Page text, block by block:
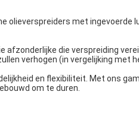
olieverspreiders met ingevoerde
die verspreiding
verhogen (in vergelijking met
en flexibiliteit. Met ons
om te duren.